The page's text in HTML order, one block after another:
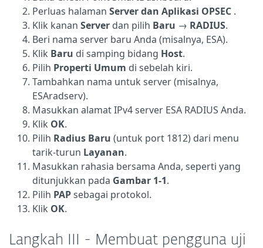
Perluas halaman Server dan Aplikasi OPSEC .
Klik kanan Server dan pilih Baru → RADIUS.
Beri nama server baru Anda (misalnya, ESA).
Klik Baru di samping bidang Host.
Pilih Properti Umum di sebelah kiri.
Tambahkan nama untuk server (misalnya,
ESAradserv).
Masukkan alamat IPv4 server ESA RADIUS Anda.
Klik OK.
Pilih Radius Baru (untuk port 1812) dari menu
tarik-turun Layanan.
Masukkan rahasia bersama Anda, seperti yang
ditunjukkan pada Gambar 1-1.
Pilih PAPsebagai protokol.
Klik OK.
Langkah III - Membuat pengguna uji